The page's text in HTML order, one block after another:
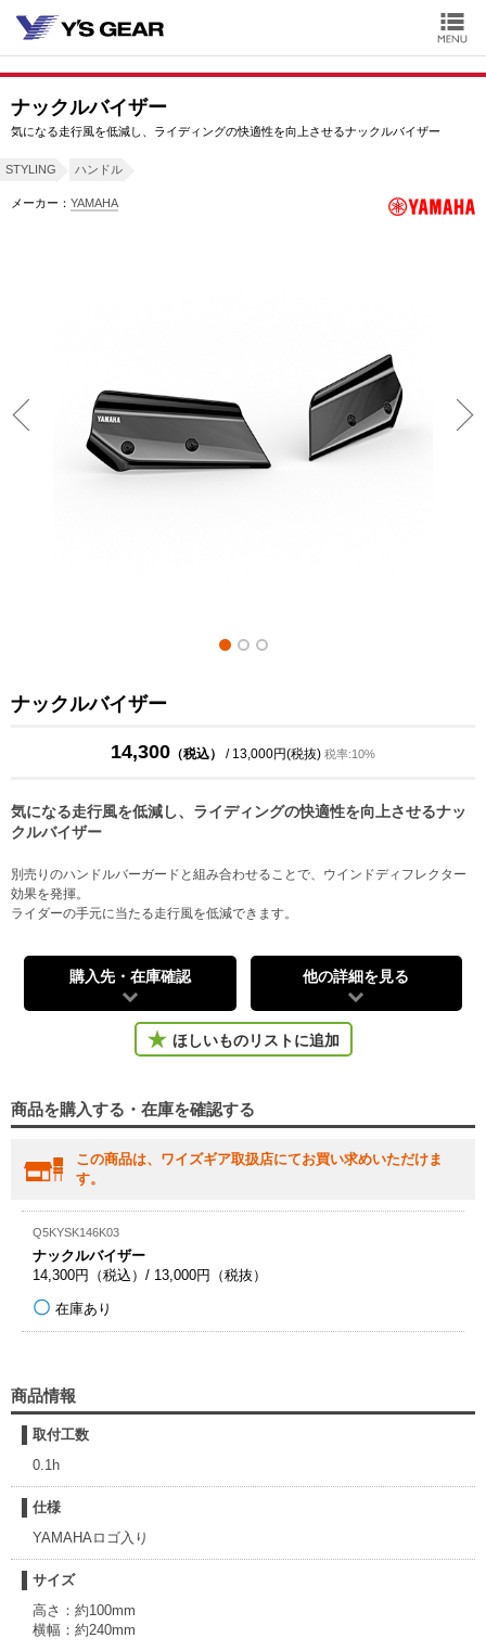
ナックルバイザー
気になる走行風を低減し、ライディングの快適性を向上させるナックルバイザー
STYLING ハンドル
メーカー： YAMAHA
ナックルバイザー
14,300 （税込） / 13,000円(税抜) 税率:10%
気になる走行風を低減し、ライディングの快適性を向上させるナッ
クルバイザー
別売りのハンドルバーガードと組み合わせることで、ウインドディフレクター
効果を発揮。
ライダーの手元に当たる走行風を低減できます。
購入先・在庫確認 他の詳細を見る
ほしいものリストに追加
商品を購入する・在庫を確認する
この商品は、ワイズギア取扱店にてお買い求めいただけま
す。
Q5KYSK146K03
ナックルバイザー
14,300円（税込）/ 13,000円（税抜）
在庫あり
商品情報
取付工数
0.1h
仕様
YAMAHAロゴ入り
サイズ
高さ：約100mm
横幅：約240mm